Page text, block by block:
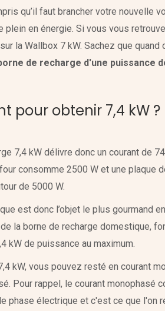
qu’il faut brancher votre nouvelle
plein en énergie. Si vous vous
la Wallbox 7 kW. Sachez que
de recharge d'une puissance
pour obtenir 7,4 kW ?
7,4 kW délivre donc un courant de
consomme 2500 W et une plaque
de 5000 W.
est donc l’objet le plus gourmand
de la borne de recharge domestique,
kW de puissance au maximum.
kW, vous pouvez resté en courant
Pour rappel, le courant monophasé
phase électrique et c'est ce que l'on